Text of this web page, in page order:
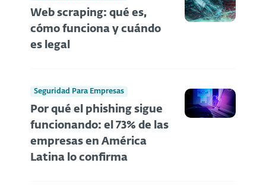
Web scraping: qué es,
cómo funciona y cuándo
es legal
Seguridad Para Empresas
Por qué el phishing sigue
funcionando: el 73% de las
empresas en América
Latina lo confirma